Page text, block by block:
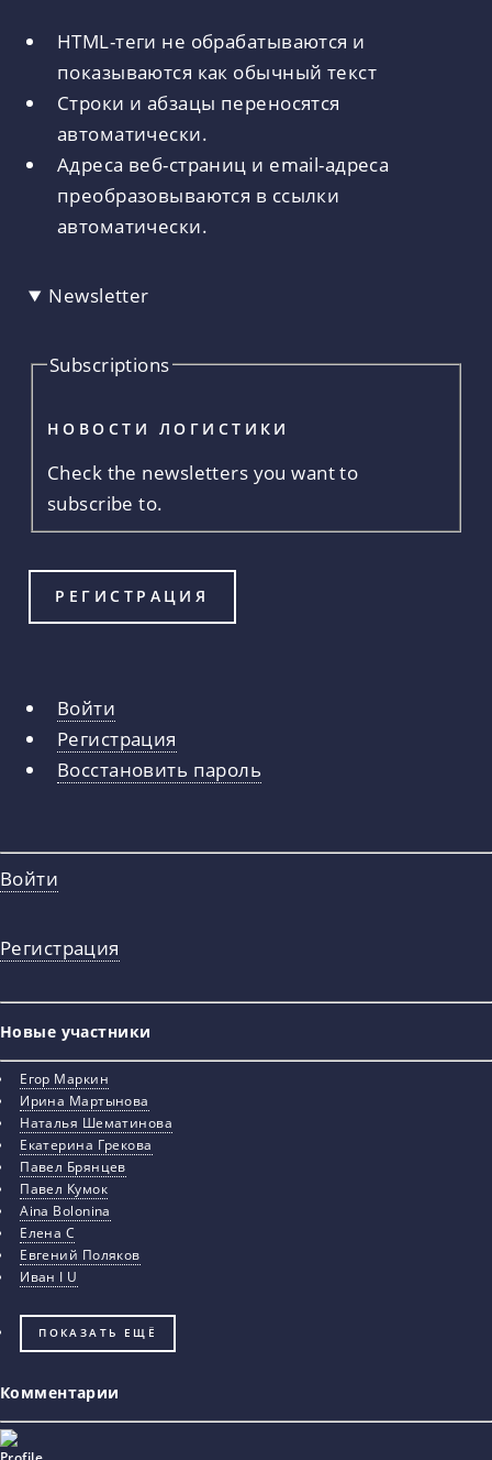
HTML-теги не обрабатываются и
показываются как обычный текст
Строки и абзацы переносятся
автоматически.
Адреса веб-страниц и email-адреса
преобразовываются в ссылки
автоматически.
Newsletter
Subscriptions
НОВОСТИ ЛОГИСТИКИ
Check the newsletters you want to
subscribe to.
Главные
вкладки
Войти
Регистрация
Восстановить пароль
Войти
Регистрация
Новые участники
Егор Маркин
Ирина Мартынова
Наталья Шематинова
Екатерина Грекова
Павел Брянцев
Павел Кумок
Aina Bolonina
Елена С
Евгений Поляков
Иван I U
ПОКАЗАТЬ ЕЩЁ
Комментарии